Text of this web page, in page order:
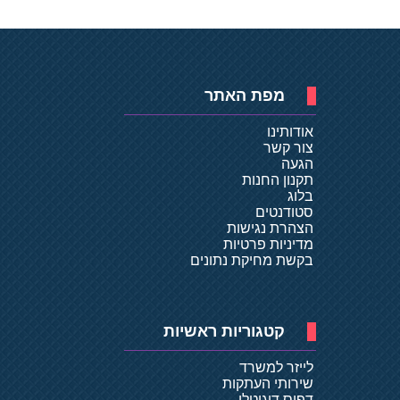
מפת האתר
אודותינו
צור קשר
הגעה
תקנון החנות
בלוג
סטודנטים
הצהרת נגישות
מדיניות פרטיות
בקשת מחיקת נתונים
קטגוריות ראשיות
לייזר למשרד
שירותי העתקות